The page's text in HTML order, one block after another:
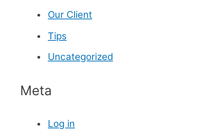
Our Client
Tips
Uncategorized
Meta
Log in